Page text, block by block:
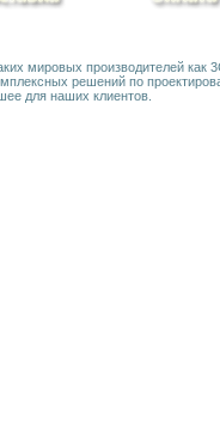
мировых производителей как
решений по
для наших клиентов.